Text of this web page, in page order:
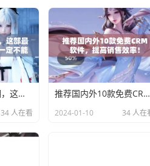
日本电影重出江湖，这部最美最优秀的作品你一定不能错过！
34 人在看
推荐国内外10款免费CRM软件，提高销售效率！
2024-01-10 34 人在